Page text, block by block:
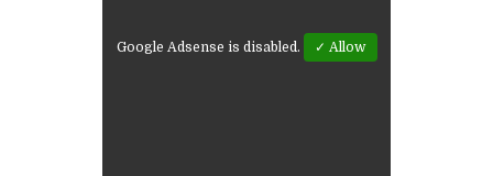
Google Adsense is disabled. ✓ Allow